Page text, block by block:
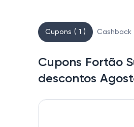
Cupons ( 1 ) Cashback
Cupons Fortão
descontos